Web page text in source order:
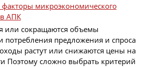
микроэкономического
АПК
или сокращаются объемы
потребления предложения и спроса
растут или снижаются цены на
Поэтому сложно выбрать критерий